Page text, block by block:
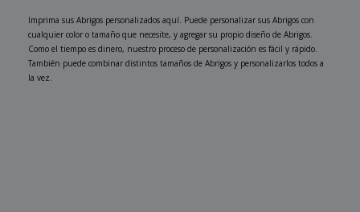
Imprima sus Abrigos personalizados aquí. Puede personalizar sus Abrigos con
cualquier color o tamaño que necesite, y agregar su propio diseño de Abrigos.
Como el tiempo es dinero, nuestro proceso de personalización es fácil y rápido.
También puede combinar distintos tamaños de Abrigos y personalizarlos todos a
la vez.